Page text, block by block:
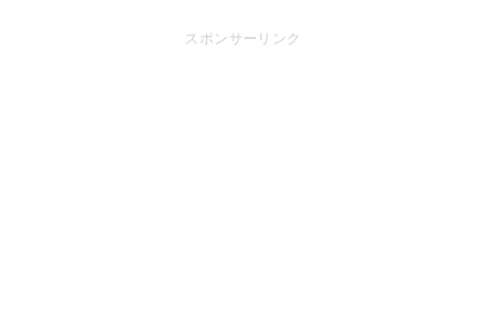
スポンサーリンク